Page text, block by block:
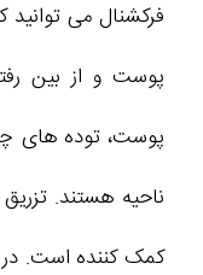
فرکشنال می توانید
پوست و از بین
پوست، توده های
ناحیه هستند.